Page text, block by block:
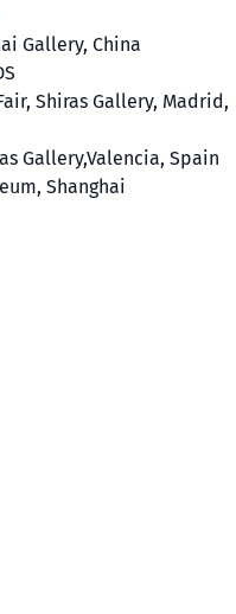
Gallery, China
Shiras Gallery, Madrid,
Gallery,Valencia, Spain
Shanghai